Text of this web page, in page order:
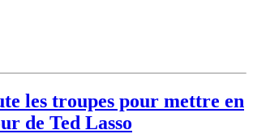
les troupes pour mettre en
de Ted Lasso